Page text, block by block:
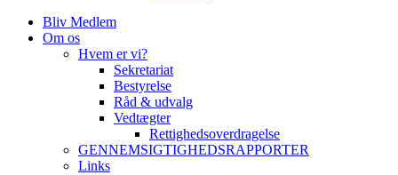
Bliv Medlem
Om os
Hvem er vi?
Sekretariat
Bestyrelse
Råd & udvalg
Vedtægter
Rettighedsoverdragelse
GENNEMSIGTIGHEDSRAPPORTER
Links